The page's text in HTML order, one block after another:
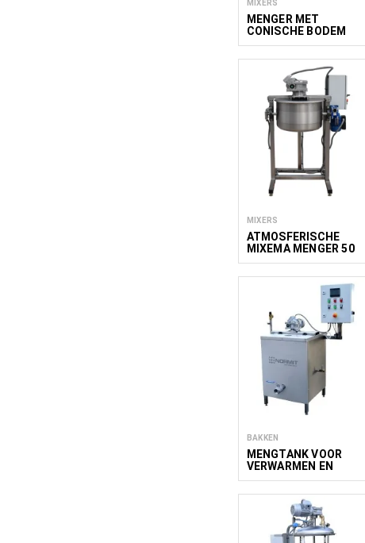
MIXERS
MENGER MET
CONISCHE BODEM
COM 400
MIXERS
ATMOSFERISCHE
MIXEMA MENGER 50
BAKKEN
MENGTANK VOOR
VERWARMEN EN
KOELEN KWS